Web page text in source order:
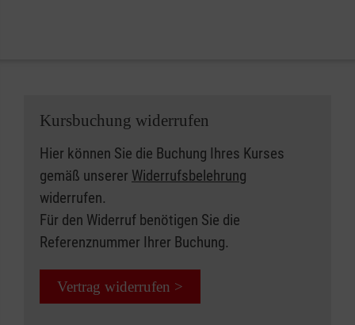
Kursbuchung widerrufen
Hier können Sie die Buchung Ihres Kurses
gemäß unserer Widerrufsbelehrung
widerrufen.
Für den Widerruf benötigen Sie die
Referenznummer Ihrer Buchung.
Vertrag widerrufen >